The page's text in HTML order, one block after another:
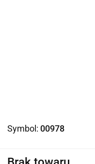
Symbol: 00978